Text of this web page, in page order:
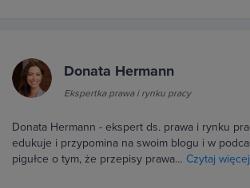
Donata Hermann
Ekspertka prawa i rynku pracy
Donata Hermann - ekspert ds. prawa i rynku
edukuje i przypomina na swoim blogu i w
pigułce o tym, że przepisy prawa… Czytaj więcej